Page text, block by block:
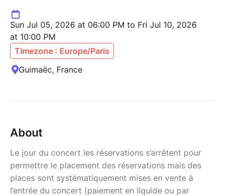
Sun Jul 05, 2026 at 06:00 PM to Fri Jul 10, 2026
at 10:00 PM
Timezone : Europe/Paris
Guimaëc, France
About
Le jour du concert les réservations s’arrêtent pour
permettre le placement des réservations mais des
places sont systématiquement mises en vente à
l’entrée du concert (paiement en liquide ou par